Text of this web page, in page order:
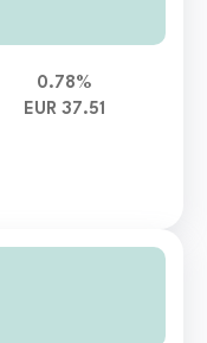
0.78%
EUR 37.51